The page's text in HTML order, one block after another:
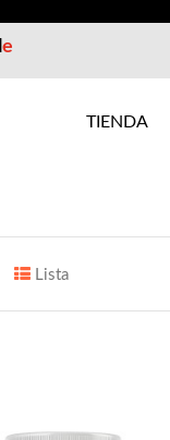
e
TIENDA
Lista